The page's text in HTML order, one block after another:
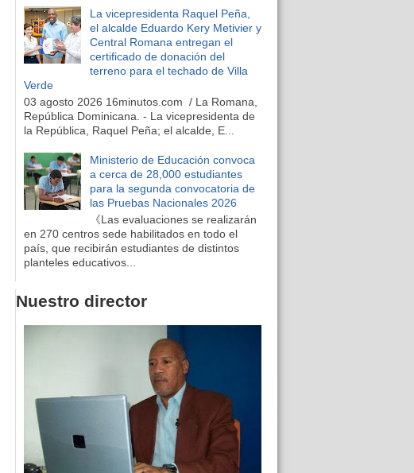
La vicepresidenta Raquel Peña,
el alcalde Eduardo Kery Metivier y
Central Romana entregan el
certificado de donación del
terreno para el techado de Villa
Verde
03 agosto 2026 16minutos.com / La Romana,
República Dominicana. - La vicepresidenta de
la República, Raquel Peña; el alcalde, E...
Ministerio de Educación convoca
a cerca de 28,000 estudiantes
para la segunda convocatoria de
las Pruebas Nacionales 2026
《Las evaluaciones se realizarán
en 270 centros sede habilitados en todo el
país, que recibirán estudiantes de distintos
planteles educativos...
Nuestro director